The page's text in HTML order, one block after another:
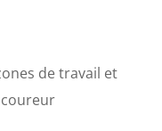
de travail et